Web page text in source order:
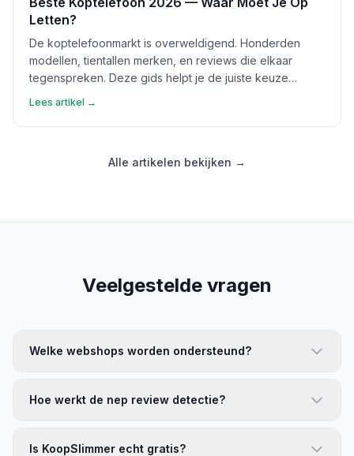
Letten?
De koptelefoonmarkt is overweldigend. Honderden
modellen, tientallen merken, en reviews die elkaar
tegenspreken. Deze gids helpt je de juiste keuze
Lees artikel →
Alle artikelen bekijken →
Veelgestelde vragen
Welke webshops worden ondersteund?
Hoe werkt de nep review detectie?
Is KoopSlimmer echt gratis?